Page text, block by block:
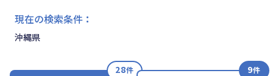
なお、融資情報、ならびに「学ぶ」「作る」「相
談する」の各機能は通常通りご利用いただけま
現在の検索条件 ：
沖縄県
28件 9件